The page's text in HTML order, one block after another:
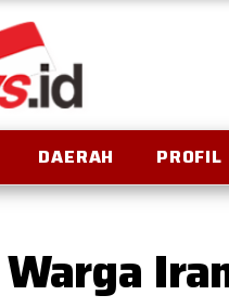
DAERAH PROFIL